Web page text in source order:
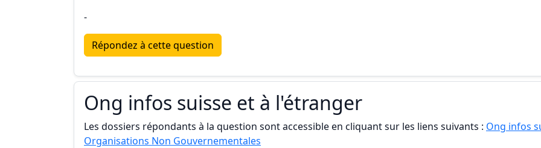
-
Répondez à cette question
Ong infos suisse et à l'étranger
Les dossiers répondants à la question sont accessible en cliquant sur les liens suivants : Ong infos
Organisations Non Gouvernementales